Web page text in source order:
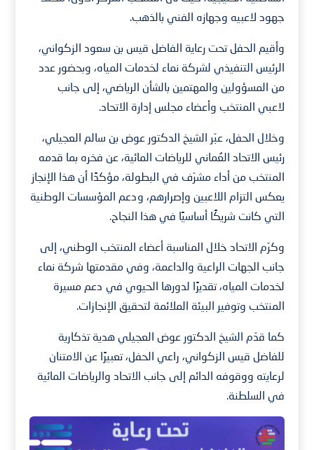
جهود لاعبيه وجهازه الفني بالذهب.
وأقيم الحفل تحت رعاية الفاضل قيس بن سعود الزكواني،
الرئيس التنفيذي لشركة نماء لخدمات المياه، وبحضور عدد
من المسؤولين والمهتمين بالشأن الرياضي، إلى جانب
لاعبي المنتخب وأعضاء مجلس إدارة الاتحاد.
وخلال الحفل، عبّر الشيخ الدكتور عوض بن سالم العجيلي،
رئيس الاتحاد العُماني للرياضات المائية، عن فخره بما قدمه
المنتخب من أداء مشرّف في البطولة، مؤكدًا أن هذا الإنجاز
يعكس التزام اللاعبين وإصرارهم، ودعم المؤسسات الوطنية
التي كانت شريكًا أساسيًا في هذا النجاح.
وكرّم الاتحاد خلال المناسبة أعضاء المنتخب الوطني، إلى
جانب الجهات الراعية والداعمة، وفي مقدمتها شركة نماء
لخدمات المياه، تقديرًا لدورها الحيوي في دعم مسيرة
المنتخب وتوفير البيئة الملائمة لتحقيق الإنجازات.
كما قدّم الشيخ الدكتور عوض العجيلي هدية تذكارية
للفاضل قيس الزكواني، راعي الحفل، تعبيرًا عن الامتنان
لرعايته ووقوفه الدائم إلى جانب الاتحاد والرياضات المائية
في السلطنة.